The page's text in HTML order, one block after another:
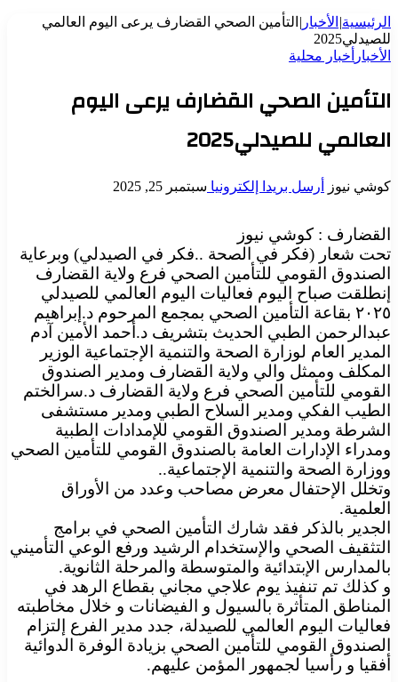
الرئيسية| الأخبار | التأمين الصحي القضارف يرعى اليوم العالمي
للصيدلي2025
الأخبار أخبار محلية
التأمين الصحي القضارف يرعى اليوم
العالمي للصيدلي2025
كوشي نيوز أرسل بريدا إلكترونيا سبتمبر 25, 2025
القضارف : كوشي نيوز
تحت شعار (فكر في الصحة ..فكر في الصيدلي) وبرعاية
الصندوق القومي للتأمين الصحي فرع ولاية القضارف
إنطلقت صباح اليوم فعاليات اليوم العالمي للصيدلي
٢٠٢٥ بقاعة التأمين الصحي بمجمع المرحوم د.إبراهيم
عبدالرحمن الطبي الحديث بتشريف د.أحمد الأمين آدم
المدير العام لوزارة الصحة والتنمية الإجتماعية الوزير
المكلف وممثل والي ولاية القضارف ومدير الصندوق
القومي للتأمين الصحي فرع ولاية القضارف د.سرالختم
الطيب الفكي ومدير السلاح الطبي ومدير مستشفى
الشرطة ومدير الصندوق القومي للإمدادات الطبية
ومدراء الإدارات العامة بالصندوق القومي للتأمين الصحي
ووزارة الصحة والتنمية الإجتماعية..
وتخلل الإحتفال معرض مصاحب وعدد من الأوراق
العلمية.
الجدير بالذكر فقد شارك التأمين الصحي في برامج
التثقيف الصحي والإستخدام الرشيد ورفع الوعي التأميني
بالمدارس الإبتدائية والمتوسطة والمرحلة الثانوية.
و كذلك تم تنفيذ يوم علاجي مجاني بقطاع الرهد في
المناطق المتأثرة بالسيول و الفيضانات و خلال مخاطبته
فعاليات اليوم العالمي للصيدلة، جدد مدير الفرع إلتزام
الصندوق القومي للتأمين الصحي بزيادة الوفرة الدوائية
أفقيا و رأسيا لجمهور المؤمن عليهم.